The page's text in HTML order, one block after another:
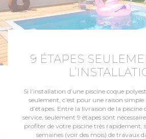
9 ÉTAPES
Si l’installation d’une piscine coque
seulement, c’est pour une raison
d’étapes. Entre la livraison de la piscine
service, seulement 9 étapes sont
profiter de votre piscine très rapidement,
semaines (voir des mois) de travaux